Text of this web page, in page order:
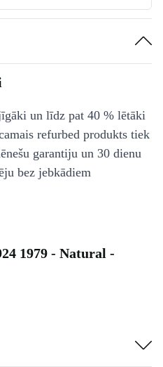
un līdz pat 40 % lētāki
refurbed produkts tiek
garantiju un 30 dienu
bez jebkādiem
1979 - Natural -